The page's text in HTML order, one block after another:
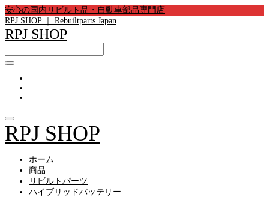
安心の国内リビルト品・自動車部品専門店
RPJ SHOP ｜ Rebuiltparts Japan
RPJ SHOP
RPJ SHOP
ホーム
商品
リビルトパーツ
ハイブリッドバッテリー